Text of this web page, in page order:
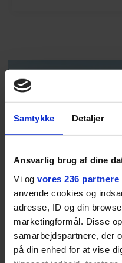
Samtykke Detaljer
Ansvarlig brug af dine
Vi og vores 236 partnere
anvende cookies og
adresse, ID og din
marketingformål. Disse
samarbejdspartnere, der
på din enhed for at vise
blevet voksen.
Danmarks største
fortællerens plads i
at miste
livsglæde, han
på.
SPONSORERET INDHOLD
BOSS’ nye tennis-
banen
Fra BOSS OPEN i
med Australian Open
krydsfeltet mellem